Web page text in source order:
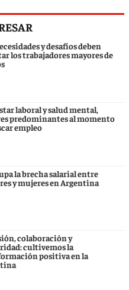
y desafíos deben
los trabajadores mayores de
laboral y salud mental,
predominantes al momento
empleo
la brecha salarial entre
y mujeres en Argentina
colaboración y
cultivemos la
positiva en la